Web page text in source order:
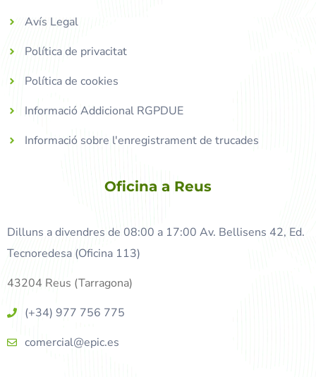
Avís Legal
Política de privacitat
Política de cookies
Informació Addicional RGPDUE
Informació sobre l'enregistrament de trucades
Oficina a Reus
Dilluns a divendres de 08:00 a 17:00 Av. Bellisens 42, Ed.
Tecnoredesa (Oficina 113)
43204 Reus (Tarragona)
(+34) 977 756 775
comercial@epic.es